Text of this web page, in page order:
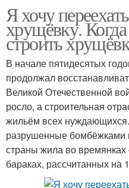
Я хочу
хрущёвку.
строить
В начале пятидесятых
продолжал
Великой Отечественной
росло, а строительная
жильём всех
разрушенные бомбёжками
страны жила во
бараках, рассчитанных на